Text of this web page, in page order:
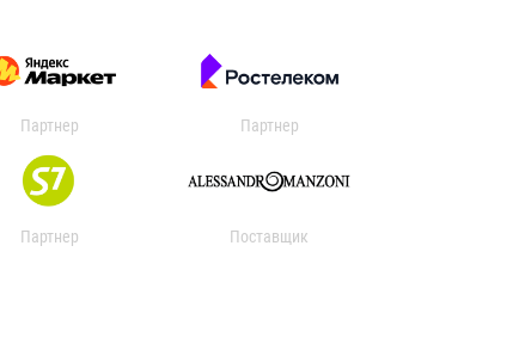
Партнер Партнер
Партнер Поставщик